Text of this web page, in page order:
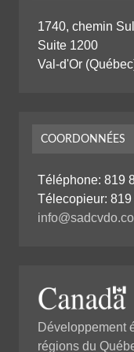
1740, chemin
Suite 1200
Val-d'Or
COORDONNÉES
Téléphone: 819
Télecopieur:
Développement
régions du